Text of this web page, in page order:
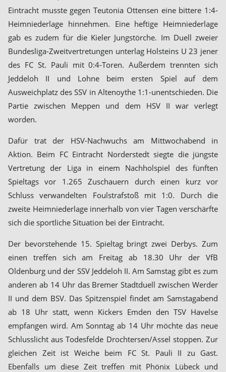
Eintracht musste gegen Teutonia Ottensen eine bittere 1:4-
Heimniederlage hinnehmen. Eine heftige Heimniederlage
gab es zudem für die Kieler Jungstörche. Im Duell zweier
Bundesliga-Zweitvertretungen unterlag Holsteins U 23 jener
des FC St. Pauli mit 0:4-Toren. Außerdem trennten sich
Jeddeloh II und Lohne beim ersten Spiel auf dem
Ausweichplatz des SSV in Altenoythe 1:1-unentschieden. Die
Partie zwischen Meppen und dem HSV II war verlegt
worden.
Dafür trat der HSV-Nachwuchs am Mittwochabend in
Aktion. Beim FC Eintracht Norderstedt siegte die jüngste
Vertretung der Liga in einem Nachholspiel des fünften
Spieltags vor 1.265 Zuschauern durch einen kurz vor
Schluss verwandelten Foulstrafstoß mit 1:0. Durch die
zweite Heimniederlage innerhalb von vier Tagen verschärfte
sich die sportliche Situation bei der Eintracht.
Der bevorstehende 15. Spieltag bringt zwei Derbys. Zum
einen treffen sich am Freitag ab 18.30 Uhr der VfB
Oldenburg und der SSV Jeddeloh II. Am Samstag gibt es zum
anderen ab 14 Uhr das Bremer Stadtduell zwischen Werder
II und dem BSV. Das Spitzenspiel findet am Samstagabend
ab 18 Uhr statt, wenn Kickers Emden den TSV Havelse
empfangen wird. Am Sonntag ab 14 Uhr möchte das neue
Schlusslicht aus Todesfelde Drochtersen/Assel stoppen. Zur
gleichen Zeit ist Weiche beim FC St. Pauli II zu Gast.
Ebenfalls um diese Zeit treffen mit Phönix Lübeck und